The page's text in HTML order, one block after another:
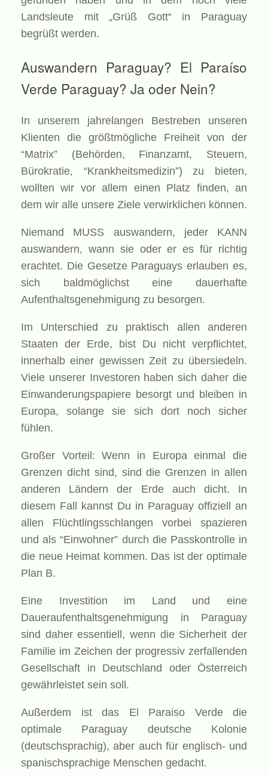
Landsleute mit „Grüß Gott“ in Paraguay
begrüßt werden.
Auswandern Paraguay? El Paraíso
Verde Paraguay? Ja oder Nein?
In unserem jahrelangen Bestreben unseren
Klienten die größtmögliche Freiheit von der
“Matrix” (Behörden, Finanzamt, Steuern,
Bürokratie, “Krankheitsmedizin”) zu bieten,
wollten wir vor allem einen Platz finden, an
dem wir alle unsere Ziele verwirklichen können.
Niemand MUSS auswandern, jeder KANN
auswandern, wann sie oder er es für richtig
erachtet. Die Gesetze Paraguays erlauben es,
sich baldmöglichst eine dauerhafte
Aufenthaltsgenehmigung zu besorgen.
Im Unterschied zu praktisch allen anderen
Staaten der Erde, bist Du nicht verpflichtet,
innerhalb einer gewissen Zeit zu übersiedeln.
Viele unserer Investoren haben sich daher die
Einwanderungspapiere besorgt und bleiben in
Europa, solange sie sich dort noch sicher
fühlen.
Großer Vorteil: Wenn in Europa einmal die
Grenzen dicht sind, sind die Grenzen in allen
anderen Ländern der Erde auch dicht. In
diesem Fall kannst Du in Paraguay offiziell an
allen Flüchtlingsschlangen vorbei spazieren
und als “Einwohner” durch die Passkontrolle in
die neue Heimat kommen. Das ist der optimale
Plan B.
Eine Investition im Land und eine
Daueraufenthaltsgenehmigung in Paraguay
sind daher essentiell, wenn die Sicherheit der
Familie im Zeichen der progressiv zerfallenden
Gesellschaft in Deutschland oder Österreich
gewährleistet sein soll.
Außerdem ist das El Paraiso Verde die
optimale Paraguay deutsche Kolonie
(deutschsprachig), aber auch für englisch- und
spanischsprachige Menschen gedacht.